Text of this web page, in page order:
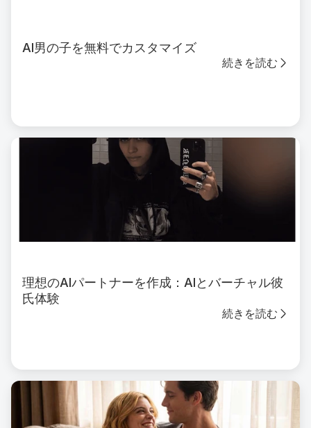
AI男の子を無料でカスタマイズ
続きを読む
理想のAIパートナーを作成：AIとバーチャル彼
氏体験
続きを読む